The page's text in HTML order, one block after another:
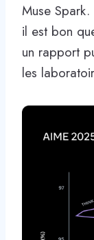
Muse
il est bon
un rapport
les